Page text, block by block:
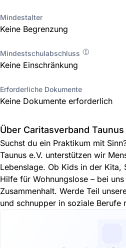
Mindestalter
Keine Begrenzung
Mindestschulabschluss
Keine Einschränkung
Erforderliche Dokumente
Keine Dokumente erforderlich
Über Caritasverband Taunus
Suchst du ein Praktikum mit
Taunus e.V. unterstützen wir
Lebenslage. Ob Kids in der Kita,
Hilfe für Wohnungslose – bei
Zusammenhalt. Werde Teil
und schnupper in soziale Berufe